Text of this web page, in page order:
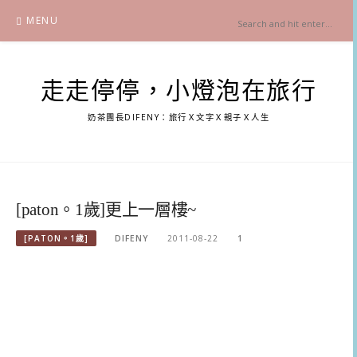
content
MENU
走走停停，小燈泡在旅行
奶茶團長DIFENY：旅行Ｘ文字Ｘ親子Ｘ人生
[paton。1歲]更上一層樓~
[PATON。1歲] DIFENY 2011-08-22 1